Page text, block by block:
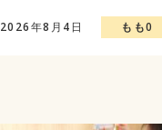
2026年8月4日 もも0